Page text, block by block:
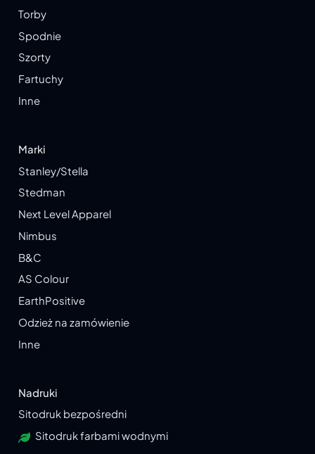
Torby
Spodnie
Szorty
Fartuchy
Inne
Marki
Stanley/Stella
Stedman
Next Level Apparel
Nimbus
B&C
AS Colour
EarthPositive
Odzież na zamówienie
Inne
Nadruki
Sitodruk bezpośredni
Sitodruk farbami wodnymi